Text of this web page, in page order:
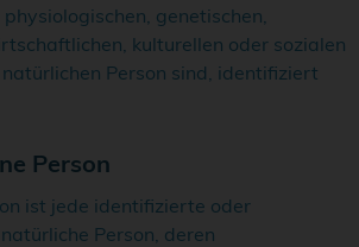
genetischen,
kulturellen oder sozialen
Person sind, identifiziert
Person
ist jede identifizierte oder
Person, deren